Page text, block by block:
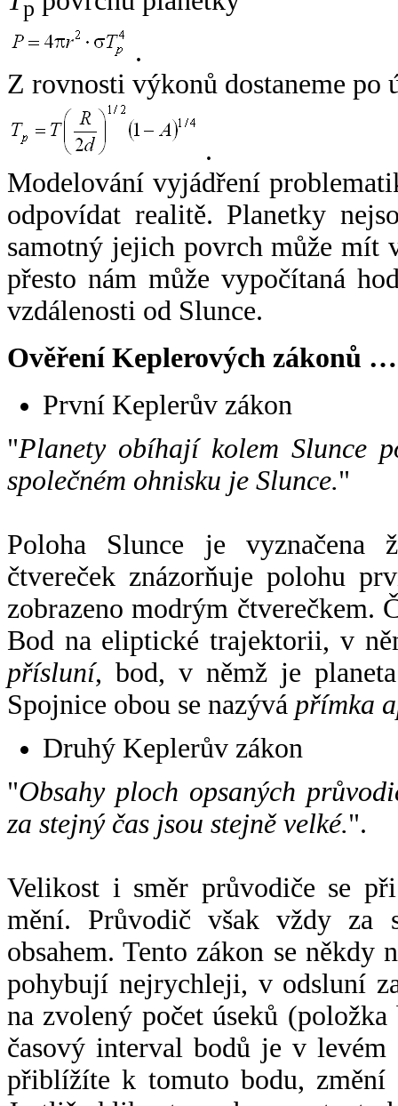
p
.
Z rovnosti výkonů dostaneme po
.
Modelování vyjádření
odpovídat realitě. Planetky
samotný jejich povrch může mít
přesto nám může vypočítaná
vzdálenosti od Slunce.
Ověření Keplerových zákonů …
První Keplerův zákon
"Planety obíhají kolem Slunce
společném ohnisku je Slunce."
Poloha Slunce je vyznačena
čtvereček znázorňuje polohu
zobrazeno modrým čtverečkem.
Bod na eliptické trajektorii, v
přísluní, bod, v němž je
Spojnice obou se nazývá přímka
Druhý Keplerův zákon
"Obsahy ploch opsaných
za stejný čas jsou stejně velké.".
Velikost i směr průvodiče se
mění. Průvodič však vždy za
obsahem. Tento zákon se někdy
pohybují nejrychleji, v odsluní
na zvolený počet úseků
časový interval bodů je v
přiblížíte k tomuto bodu,